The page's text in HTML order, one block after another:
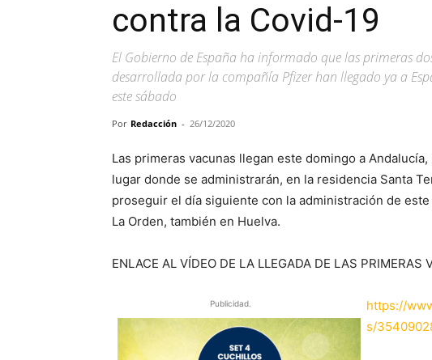
contra la Covid-19
El Gobierno de España ha informado que las primeras
desarrollada por la compañía Pfizer han llegado ya a
este sábado
Por Redacción - 26/12/2020
Las primeras vacunas llegan este domingo a
lugar donde se administrarán, en la residencia Santa
proseguir el día siguiente con la administración de
La Orden, también en Huelva.
ENLACE AL VÍDEO DE LA LLEGADA DE LAS PRIMERAS
Publicidad.
https://
s/